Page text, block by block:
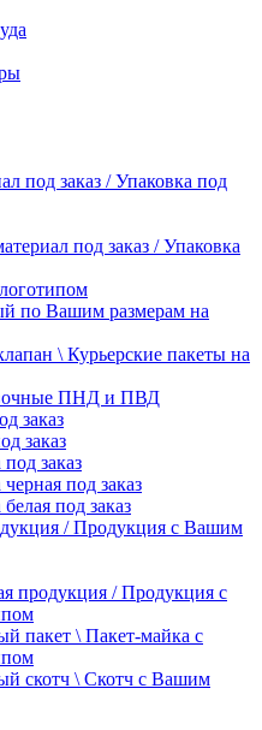
под заказ / Упаковка под
под заказ / Упаковка
по Вашим размерам на
\ Курьерские пакеты на
ПНД и ПВД
заказ
заказ
заказ
под заказ
под заказ
/ Продукция с Вашим
продукция / Продукция с
пакет \ Пакет-майка с
скотч \ Скотч с Вашим